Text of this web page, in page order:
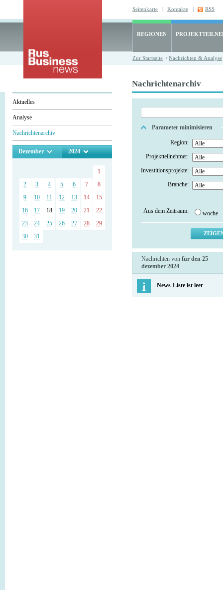
Seitenkarte | Kontakte | RSS
REGIONEN
Zur Startseite / Nachrichten & Analyse
Aktuelles
Analyse
Nachrichtenarchiv
Dezember 2024
1
2
3 4 5 6 7
8
9
10 11 12 13 14
15
16
17 18 19 20 21
22
23
24 25 26 27 28
29
30
31
Nachrichtenarchiv
Parameter minimisieren
Region:
Projektteilnehmer:
Investitionsprojekte:
Branche:
Aus dem Zeitraum: woche
Nachrichten von für den 25
dezember 2024
News-Liste ist leer